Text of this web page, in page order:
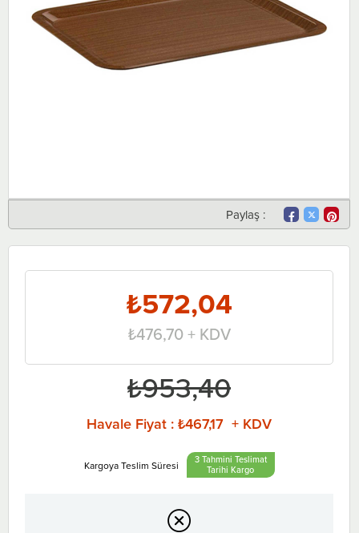
Paylaş :
₺953,40
₺572,04
₺476,70+ KDV
Havale Fiyat : ₺467,17 + KDV
3 Tahmini Teslimat
Tarihi